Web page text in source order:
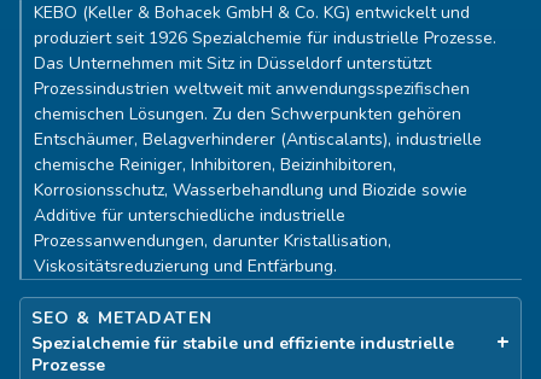
KEBO (Keller & Bohacek GmbH & Co. KG) entwickelt und
produziert seit 1926 Spezialchemie für industrielle Prozesse.
Das Unternehmen mit Sitz in Düsseldorf unterstützt
Prozessindustrien weltweit mit anwendungsspezifischen
chemischen Lösungen. Zu den Schwerpunkten gehören
Entschäumer, Belagverhinderer (Antiscalants), industrielle
chemische Reiniger, Inhibitoren, Beizinhibitoren,
Korrosionsschutz, Wasserbehandlung und Biozide sowie
Additive für unterschiedliche industrielle
Prozessanwendungen, darunter Kristallisation,
Viskositätsreduzierung und Entfärbung.
SEO & METADATEN
Spezialchemie für stabile und effiziente industrielle
Prozesse